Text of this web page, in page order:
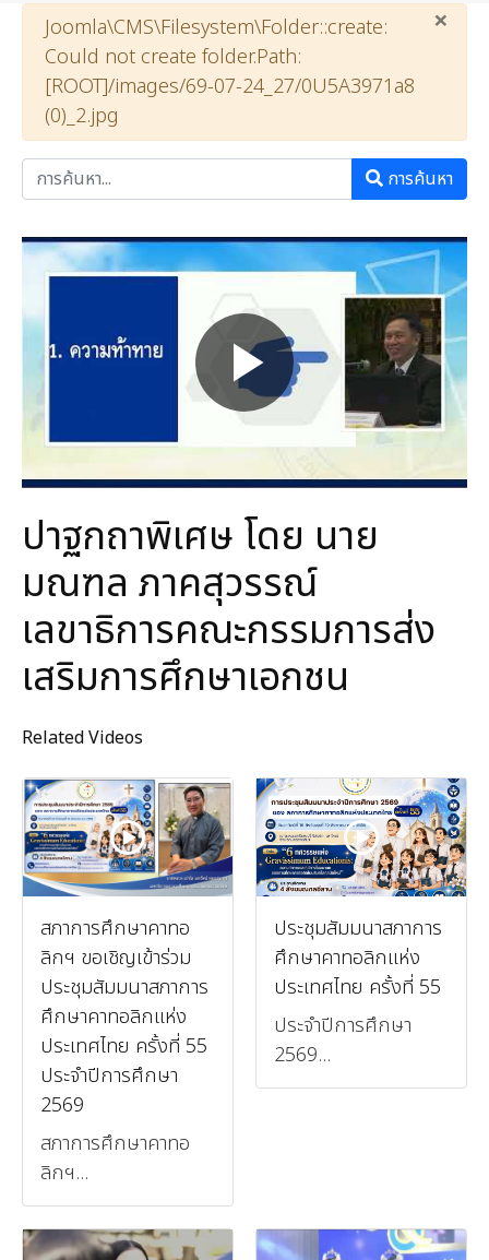
×
คำเตือน
Joomla\CMS\Filesystem\Folder::create:
Could not create folder.Path:
[ROOT]/images/69-07-24_27/0U5A3971a8
(0)_2.jpg
การค้นหา
ปาฐกถาพิเศษ โดย นาย
มณฑล ภาคสุวรรณ์
เลขาธิการคณะกรรมการส่ง
เสริมการศึกษาเอกชน
Related Videos
สภาการศึกษาคาทอ
ลิกฯ ขอเชิญเข้าร่วม
ประชุมสัมมนาสภาการ
ศึกษาคาทอลิกแห่ง
ประเทศไทย ครั้งที่ 55
ประจำปีการศึกษา
2569
สภาการศึกษาคาทอ
ลิกฯ...
ประชุมสัมมนาสภาการ
ศึกษาคาทอลิกแห่ง
ประเทศไทย ครั้งที่ 55
ประจำปีการศึกษา
2569...